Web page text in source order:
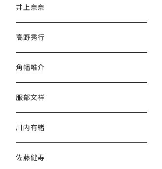
文学・小説・物語
随筆・ノンフィクション・その他
井上奈奈
高野秀行
角幡唯介
服部文祥
川内有緒
佐藤健寿